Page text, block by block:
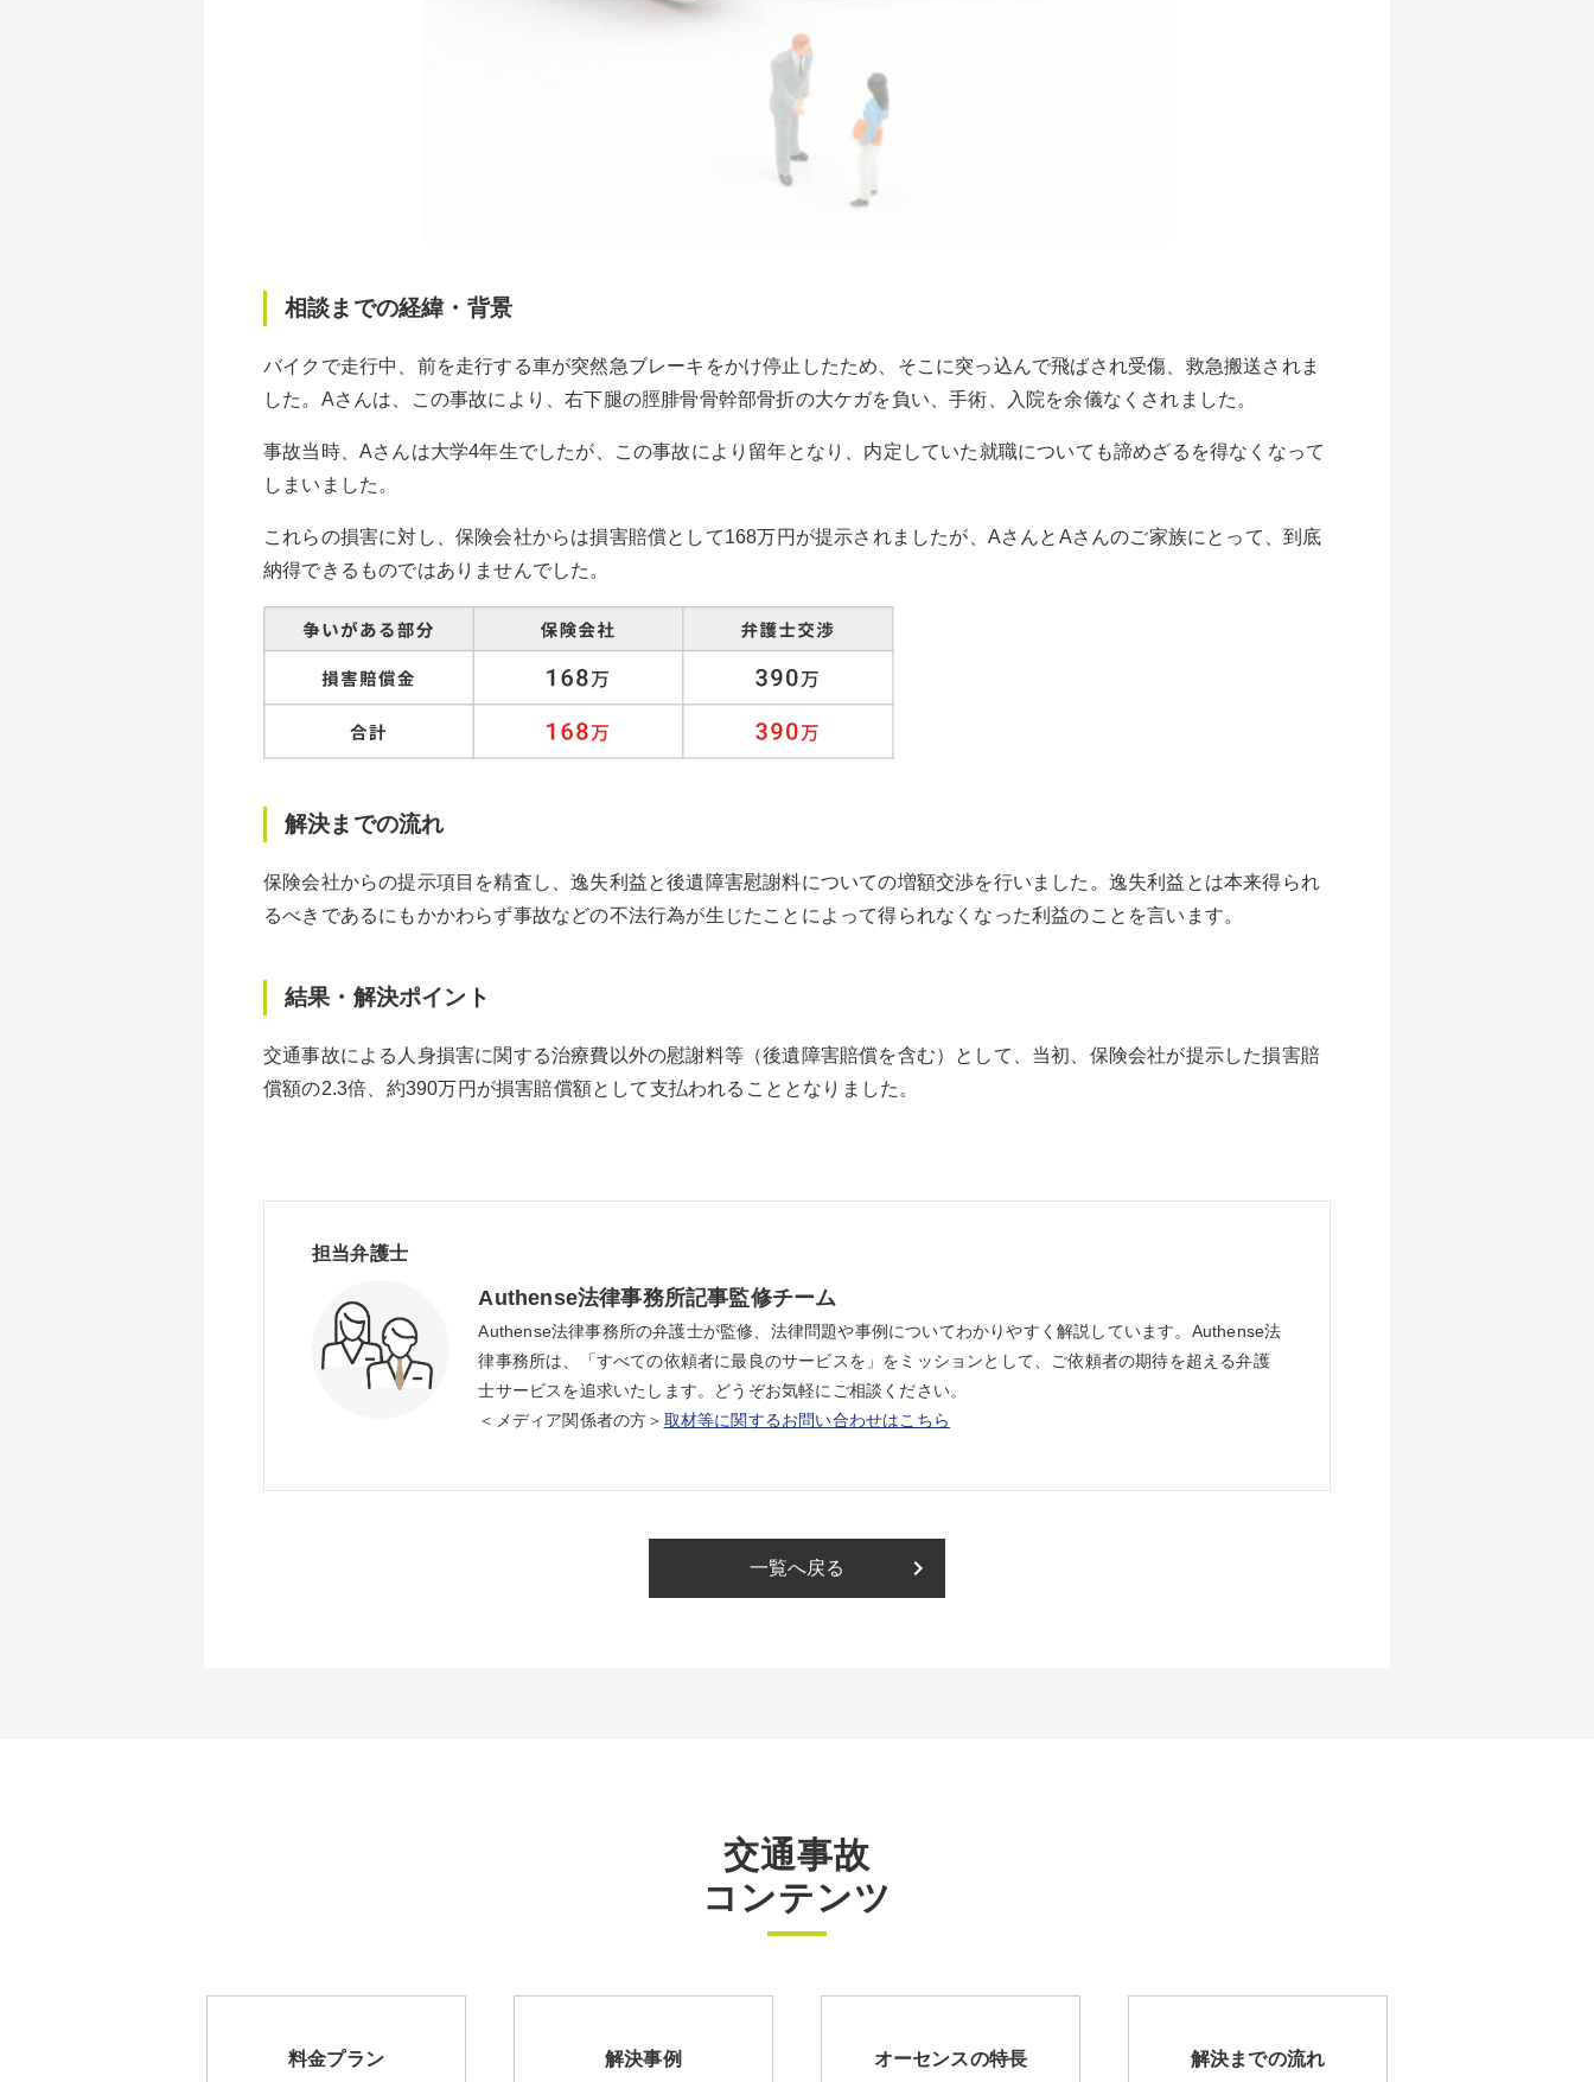
相談までの経緯・背景
バイクで走行中、前を走行する車が突然急ブレーキをかけ停止したため、そこに突っ込んで飛ばされ受傷、救急搬送されま
した。Aさんは、この事故により、右下腿の脛腓骨骨幹部骨折の大ケガを負い、手術、入院を余儀なくされました。
事故当時、Aさんは大学4年生でしたが、この事故により留年となり、内定していた就職についても諦めざるを得なくなって
しまいました。
これらの損害に対し、保険会社からは損害賠償として168万円が提示されましたが、AさんとAさんのご家族にとって、到底
納得できるものではありませんでした。
解決までの流れ
保険会社からの提示項目を精査し、逸失利益と後遺障害慰謝料についての増額交渉を行いました。逸失利益とは本来得られ
るべきであるにもかかわらず事故などの不法行為が生じたことによって得られなくなった利益のことを言います。
結果・解決ポイント
交通事故による人身損害に関する治療費以外の慰謝料等（後遺障害賠償を含む）として、当初、保険会社が提示した損害賠
償額の2.3倍、約390万円が損害賠償額として支払われることとなりました。
担当弁護士
Authense法律事務所記事監修チーム
Authense法律事務所の弁護士が監修、法律問題や事例についてわかりやすく解説しています。Authense法
律事務所は、「すべての依頼者に最良のサービスを」をミッションとして、ご依頼者の期待を超える弁護
士サービスを追求いたします。どうぞお気軽にご相談ください。
＜メディア関係者の方＞ 取材等に関するお問い合わせはこちら
一覧へ戻る keyboard_arrow_right
交通事故
コンテンツ
料金プラン 解決事例 オーセンスの特長 解決までの流れ